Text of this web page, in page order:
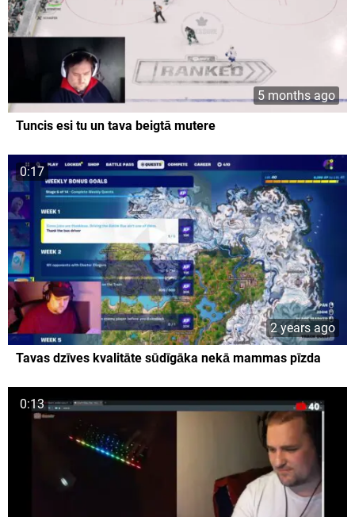
5 months ago
Tuncis esi tu un tava beigtā mutere
0:17
2 years ago
Tavas dzīves kvalitāte sūdīgāka nekā mammas pīzda
0:13